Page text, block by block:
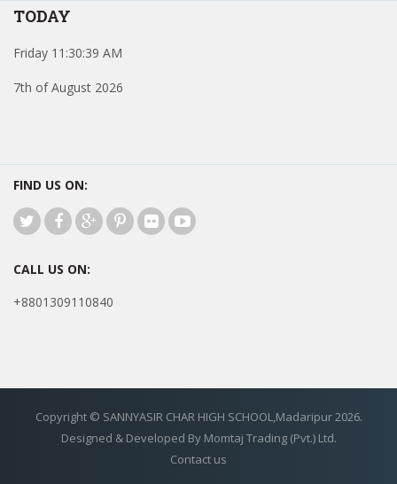
TODAY
Friday 11:30:39 AM
7th of August 2026
FIND US ON:
CALL US ON:
+8801309110840
Copyright © SANNYASIR CHAR HIGH SCHOOL,Madaripur 2026.
Designed & Developed By Momtaj Trading (Pvt.) Ltd.
Contact us